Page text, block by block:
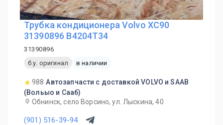
Трубка кондиционера Volvo XC90
31390896 B4204T34
31390896
б.у. оригинал
в наличии
988 Автозапчасти с доставкой VOLVO и SAAB
(Вольыо и Сааб)
Обнинск, село Ворсино, ул. Лыскина, 40
(901) 516-39-94